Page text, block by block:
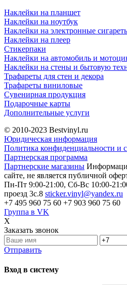
Наклейки на планшет
Наклейки на ноутбук
Наклейки на электронные
Наклейки на плеер
Стикерпаки
Наклейки на автомобиль и
Наклейки на стены и бытовую
Трафареты для стен и декора
Трафареты виниловые
Сувенирная продукция
Подарочные карты
Дополнительные услуги
© 2010-2023 Bestvinyl.ru
Юридическая информация
Политика конфиденциальности и
Партнерская программа
Партнерские магазины
сайте, не является публичной
Пн-Пт 9:00-21:00, Сб-Вс 10:00-
проезд 3с.8 sticker.vinyl@yandex.ru
+7 495 960 75 60 +7 903 960 75 60
Группа в VK
X
Заказать звонок
Отправить
Вход в систему